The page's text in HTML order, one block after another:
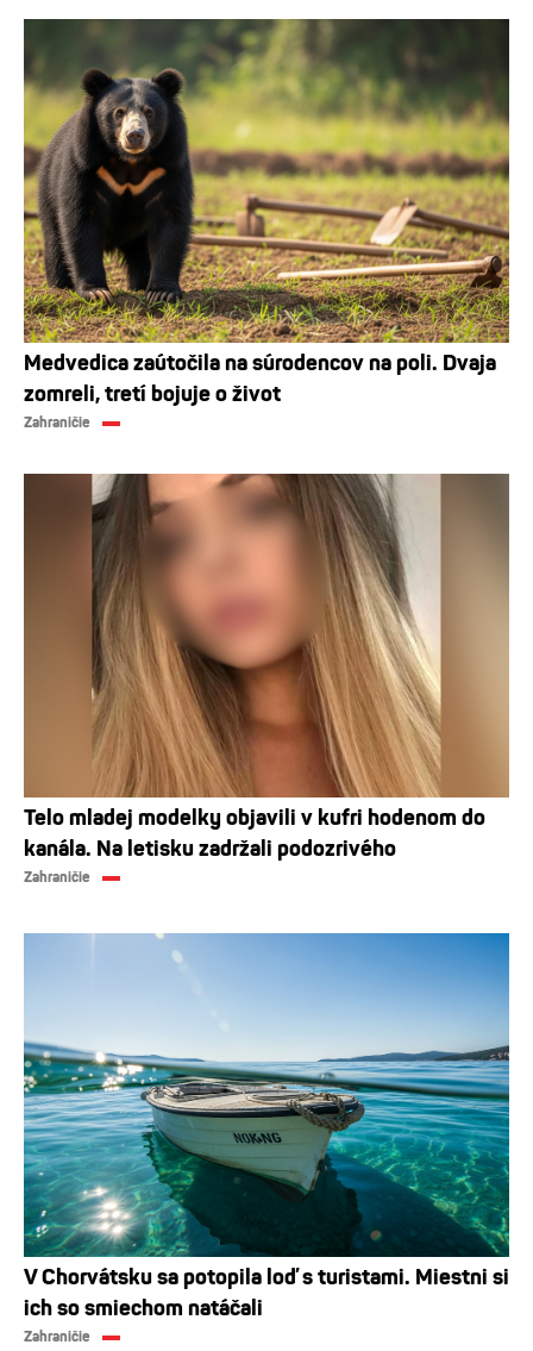
Medvedica zaútočila na súrodencov na poli. Dvaja
zomreli, tretí bojuje o život
Zahraničie
Telo mladej modelky objavili v kufri hodenom do
kanála. Na letisku zadržali podozrivého
Zahraničie
V Chorvátsku sa potopila loď s turistami. Miestni si
ich so smiechom natáčali
Zahraničie